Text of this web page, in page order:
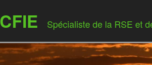
CFIE Spécialiste de la RSE et